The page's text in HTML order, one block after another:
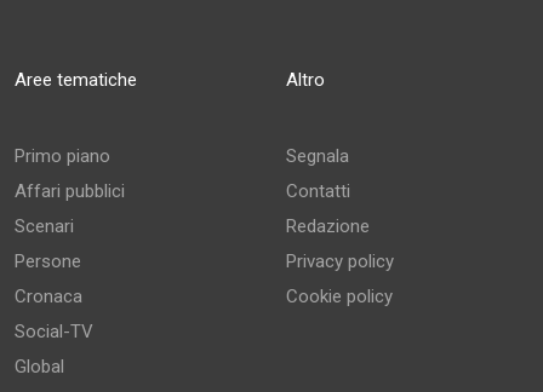
Aree tematiche
Primo piano
Affari pubblici
Scenari
Persone
Cronaca
Social-TV
Global
Altro
Segnala
Contatti
Redazione
Privacy policy
Cookie policy